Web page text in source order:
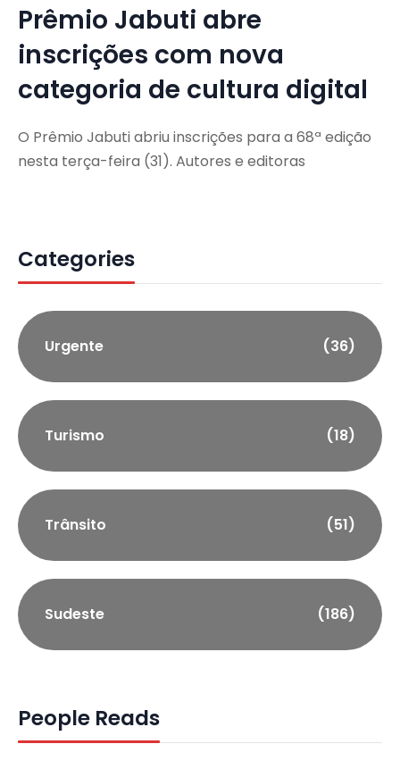
Prêmio Jabuti abre
inscrições com nova
categoria de cultura digital
O Prêmio Jabuti abriu inscrições para a 68ª edição
nesta terça-feira (31). Autores e editoras
Categories
Urgente (36)
Turismo (18)
Trânsito (51)
Sudeste (186)
People Reads